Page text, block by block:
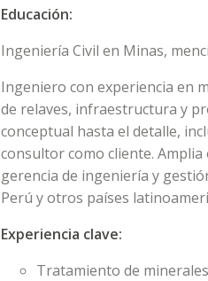
Educación:
Ingeniería Civil en Minas,
Ingeniero con experiencia en
de relaves, infraestructura y
conceptual hasta el detalle,
consultor como cliente.
gerencia de ingeniería y
Perú y otros países
Experiencia clave:
Tratamiento de